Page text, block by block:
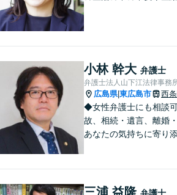
小林 幹大 弁護士
弁護士法人山下江法律事務
広島県|東広島市 西
◆女性弁護士にも相談
故、相続・遺言、離婚
あなたの気持ちに寄り
三浦 益隆 弁護士